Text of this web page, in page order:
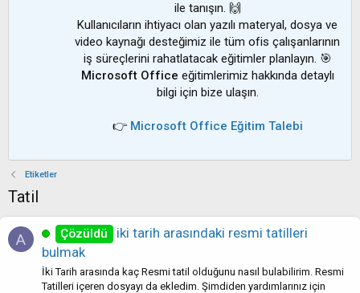
ile tanışın. 🙌
Kullanıcıların ihtiyacı olan yazılı materyal, dosya ve
video kaynağı desteğimiz ile tüm ofis çalışanlarının
iş süreçlerini rahatlatacak eğitimler planlayın. 🎯
Microsoft Office eğitimlerimiz hakkında detaylı
bilgi için bize ulaşın.
👉 Microsoft Office Eğitim Talebi
Etiketler
Tatil
A Çözüldü
iki tarih arasındaki resmi tatilleri
bulmak
İki Tarih arasında kaç Resmi tatil olduğunu nasıl bulabilirim. Resmi
Tatilleri içeren dosyayı da ekledim. Şimdiden yardımlarınız için